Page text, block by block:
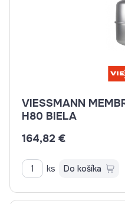
VIESSMANN
H80 BIELA
164,82 €
ks Do košíka